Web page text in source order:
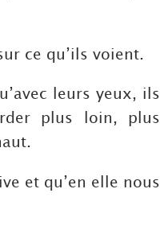
ce qu’ils voient.
leurs yeux, ils
plus loin, plus
et qu’en elle nous